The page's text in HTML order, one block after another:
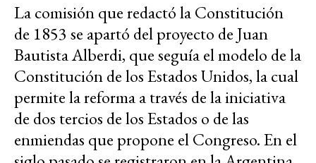
La comisión que redactó la Constitución
de 1853 se apartó del proyecto de Juan
Bautista Alberdi, que seguía el modelo de la
Constitución de los Estados Unidos, la cual
permite la reforma a través de la iniciativa
de dos tercios de los Estados o de las
enmiendas que propone el Congreso. En el